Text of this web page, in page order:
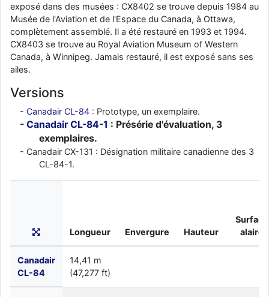
exposé dans des musées : CX8402 se trouve depuis 1984 au
Musée de l'Aviation et de l'Espace du Canada, à Ottawa,
complètement assemblé. Il a été restauré en 1993 et 1994.
CX8403 se trouve au Royal Aviation Museum of Western
Canada, à Winnipeg. Jamais restauré, il est exposé sans ses
ailes.
Versions
Canadair CL-84 : Prototype, un exemplaire.
Canadair CL-84-1 : Présérie d'évaluation, 3
exemplaires.
Canadair CX-131 : Désignation militaire canadienne des 3
CL-84-1.
Longueur Envergure Hauteur
Surface
alaire
Canadair
CL-84
14,41 m
(47,277 ft)